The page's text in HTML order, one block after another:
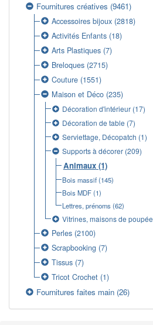
Fournitures créatives (9461)
Accessoires bijoux (2818)
Activités Enfants (18)
Arts Plastiques (7)
Breloques (2715)
Couture (1551)
Maison et Déco (235)
Décoration d'intérieur(17)
Décoration de table (7)
Serviettage, Décopatch (1)
Supports à décorer(209)
Animaux(1)
Bois massif(145)
Bois MDF(1)
Lettres, prénoms(62)
Vitrines, maisons de poupée
Perles (2100)
Scrapbooking (7)
Tissus (7)
Tricot Crochet (1)
Fournitures faites main (26)